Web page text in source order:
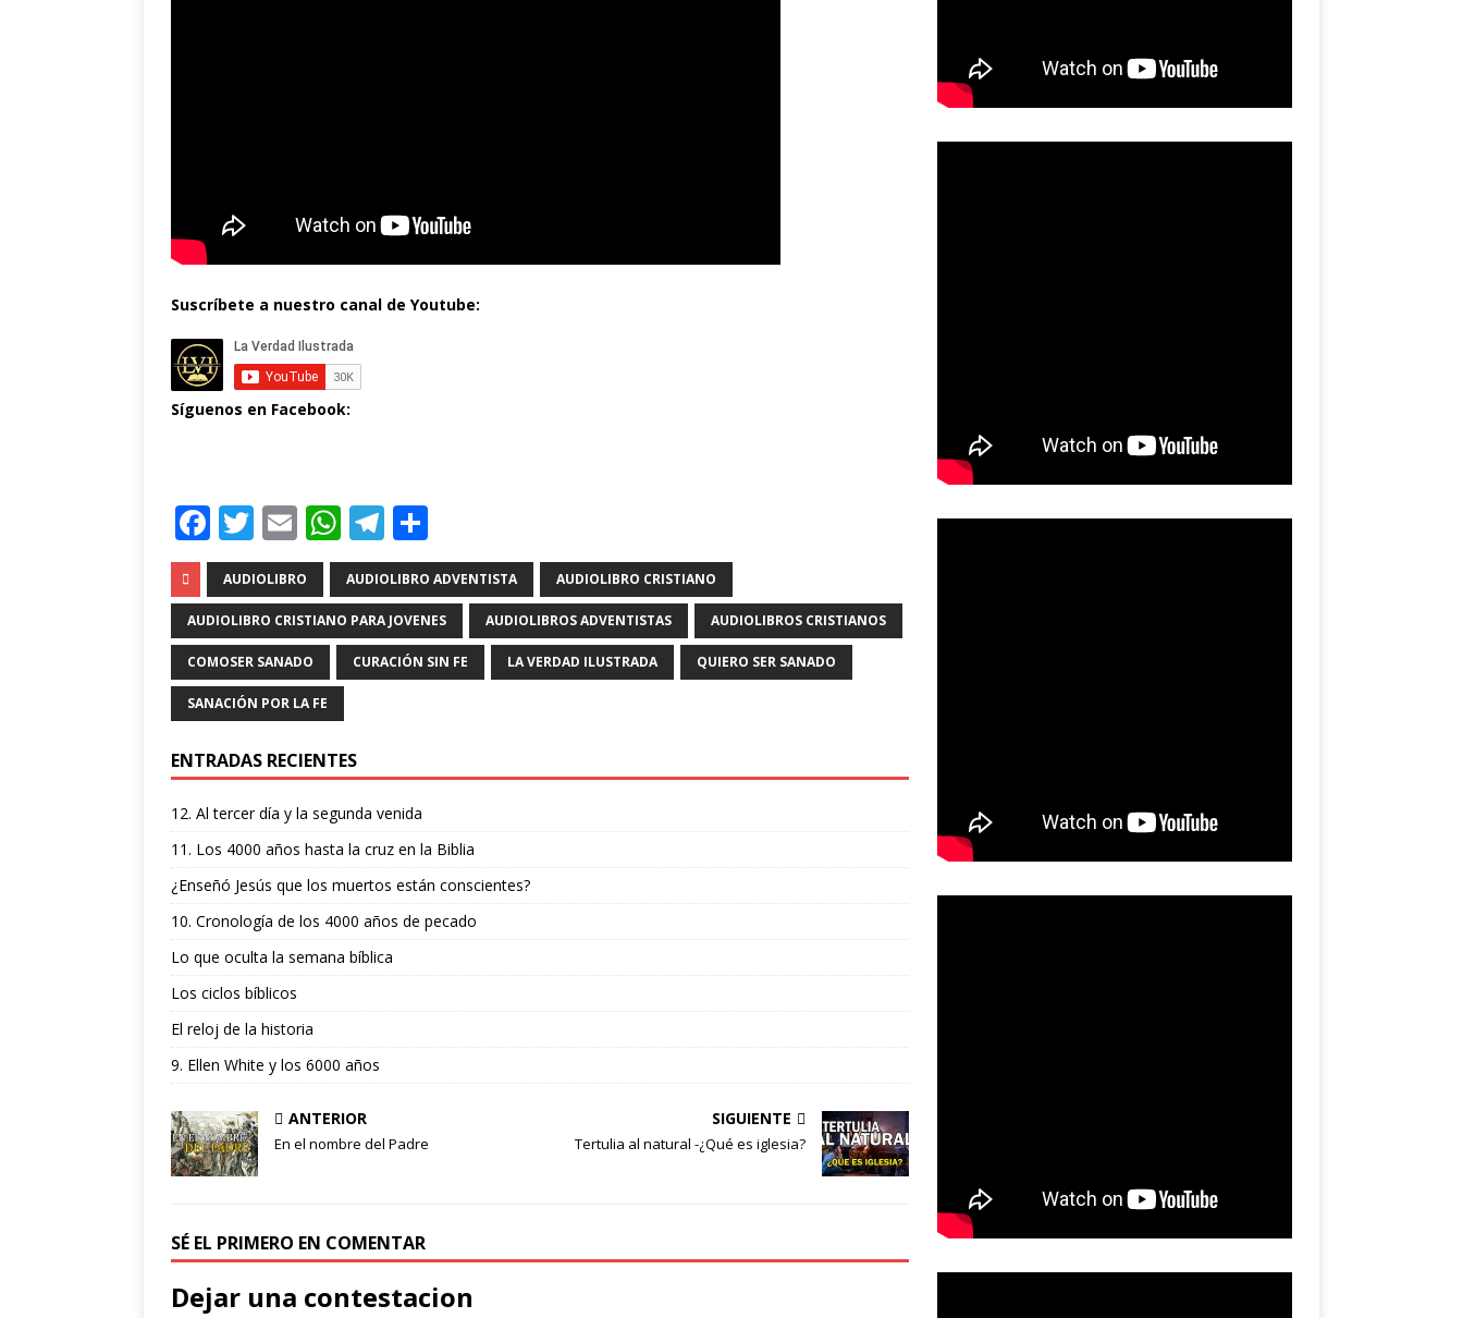
Suscríbete a nuestro canal de Youtube:
Síguenos en Facebook:
F
a
c
e
b
o
o
k
T
w
it
te
r
E
m
ai
l
W
h
at
s
A
p
p
T
el
e
g
ra
o
m
p
ar
AUDIOLIBRO AUDIOLIBRO ADVENTISTA AUDIOLIBRO CRISTIANO
AUDIOLIBRO CRISTIANO PARA JOVENES AUDIOLIBROS ADVENTISTAS AUDIOLIBROS CRISTIANOS
COMOSER SANADO CURACIÓN SIN FE LA VERDAD ILUSTRADA QUIERO SER SANADO
SANACIÓN POR LA FE
ENTRADAS RECIENTES
12. Al tercer día y la segunda venida
11. Los 4000 años hasta la cruz en la Biblia
¿Enseñó Jesús que los muertos están conscientes?
10. Cronología de los 4000 años de pecado
Lo que oculta la semana bíblica
Los ciclos bíblicos
El reloj de la historia
9. Ellen White y los 6000 años
ANTERIOR
En el nombre del Padre
SIGUIENTE
Tertulia al natural -¿Qué es iglesia?
SÉ EL PRIMERO EN COMENTAR
Dejar una contestacion